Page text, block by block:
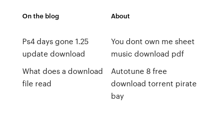
On the blog
Ps4 days gone 1.25
update download
What does a download
file read
About
You dont own me sheet
music download pdf
Autotune 8 free
download torrent pirate
bay